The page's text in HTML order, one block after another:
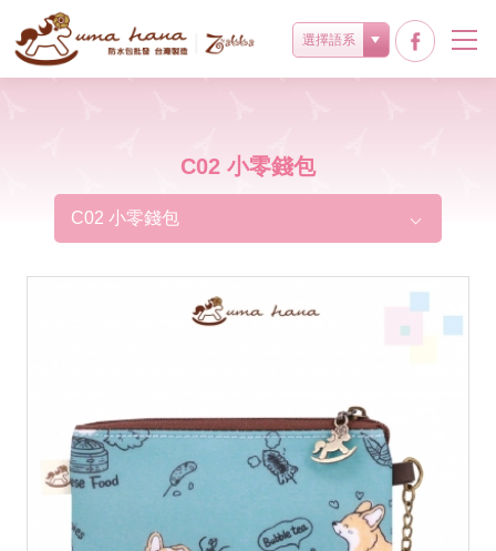
選擇語系
C02 小零錢包
C02 小零錢包